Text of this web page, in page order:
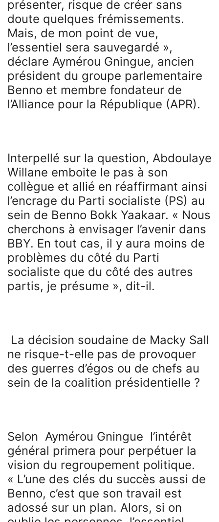
présenter, risque de créer sans
doute quelques frémissements.
Mais, de mon point de vue,
l’essentiel sera sauvegardé »,
déclare Aymérou Gningue, ancien
président du groupe parlementaire
Benno et membre fondateur de
l’Alliance pour la République (APR).
Interpellé sur la question, Abdoulaye
Willane emboite le pas à son
collègue et allié en réaffirmant ainsi
l’encrage du Parti socialiste (PS) au
sein de Benno Bokk Yaakaar. « Nous
cherchons à envisager l’avenir dans
BBY. En tout cas, il y aura moins de
problèmes du côté du Parti
socialiste que du côté des autres
partis, je présume », dit-il.
La décision soudaine de Macky Sall
ne risque-t-elle pas de provoquer
des guerres d’égos ou de chefs au
sein de la coalition présidentielle ?
Selon Aymérou Gningue l’intérêt
général primera pour perpétuer la
vision du regroupement politique.
« L’une des clés du succès aussi de
Benno, c’est que son travail est
adossé sur un plan. Alors, si on